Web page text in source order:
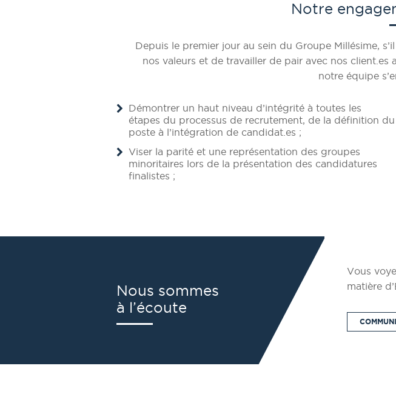
Notre
Depuis le premier jour au sein du Groupe Millésime,
nos valeurs et de travailler de pair avec nos
notre équipe
Démontrer un haut niveau d’intégrité à toutes les
étapes du processus de recrutement, de la définition du
poste à l’intégration de candidat.es ;
Viser la parité et une représentation des groupes
minoritaires lors de la présentation des candidatures
finalistes ;
Nous sommes
à l’écoute
Vous
matière